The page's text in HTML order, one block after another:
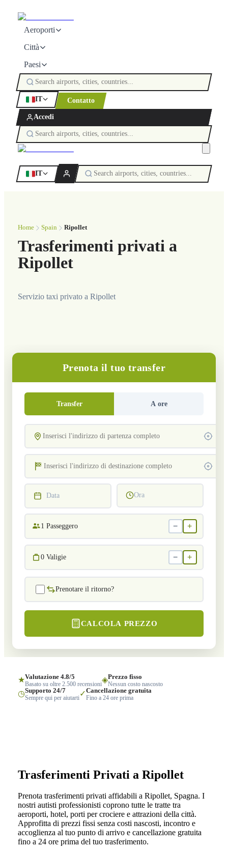
Aeroporti
Città
Paesi
IT Contatto
Accedi
IT
Home Spain Ripollet
Trasferimenti privati a
Ripollet
Servizio taxi privato a Ripollet
Prenota il tuo transfer
Transfer A ore
Data Ora
1 Passeggero − +
0 Valigie − +
Prenotare il ritorno?
CALCOLA PREZZO
★Valutazione 4.8/5
Basato su oltre 2.500 recensioni◈Prezzo fisso
Nessun costo nascosto
◷Supporto 24/7
Sempre qui per aiutarti✓Cancellazione gratuita
Fino a 24 ore prima
Trasferimenti Privati a Ripollet
Prenota trasferimenti privati affidabili a Ripollet, Spagna. I
nostri autisti professionisti coprono tutte le tratte tra
aeroporti, hotel, porti per crociere e attrazioni della città.
Approfitta di prezzi fissi senza costi nascosti, incontro e
accoglienza al tuo punto di arrivo e cancellazione gratuita
fino a 24 ore prima del tuo trasferimento.